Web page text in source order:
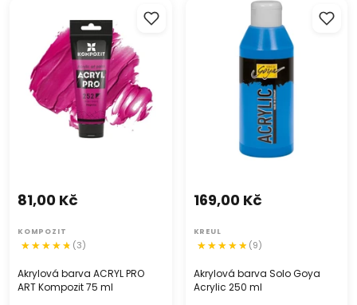
ART Kompozit 75 ml
Akrylová barva ACRYL PRO
ART Kompozit 75 ml
81,00 Kč
KOMPOZIT
(3)
Akrylová barva Solo Goya
Acrylic 250 ml
Akrylová barva Solo Goya
Acrylic 250 ml
169,00 Kč
KREUL
(9)